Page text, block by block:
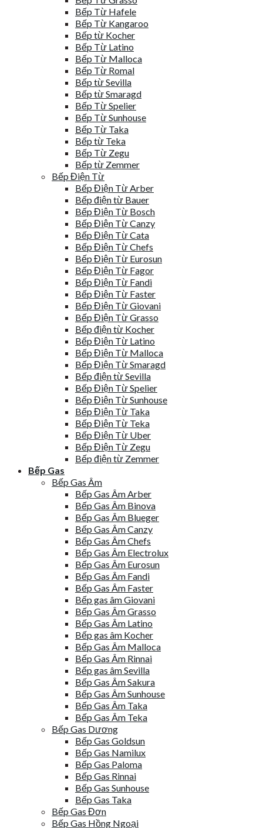
Bếp Từ Hafele
Bếp Từ Kangaroo
Bếp từ Kocher
Bếp Từ Latino
Bếp Từ Malloca
Bếp Từ Romal
Bếp từ Sevilla
Bếp từ Smaragd
Bếp Từ Spelier
Bếp Từ Sunhouse
Bếp Từ Taka
Bếp từ Teka
Bếp Từ Zegu
Bếp từ Zemmer
Bếp Điện Từ
Bếp Điện Từ Arber
Bếp điện từ Bauer
Bếp Điện Từ Bosch
Bếp Điện Từ Canzy
Bếp Điện Từ Cata
Bếp Điện Từ Chefs
Bếp Điện Từ Eurosun
Bếp Điện Từ Fagor
Bếp Điện Từ Fandi
Bếp Điện Từ Faster
Bếp Điện Từ Giovani
Bếp Điện Từ Grasso
Bếp điện từ Kocher
Bếp Điện Từ Latino
Bếp Điện Từ Malloca
Bếp Điện Từ Smaragd
Bếp điện từ Sevilla
Bếp Điện Từ Spelier
Bếp Điện Từ Sunhouse
Bếp Điện Từ Taka
Bếp Điện Từ Teka
Bếp Điện Từ Uber
Bếp Điện Từ Zegu
Bếp điện từ Zemmer
Bếp Gas
Bếp Gas Âm
Bếp Gas Âm Arber
Bếp Gas Âm Binova
Bếp Gas Âm Blueger
Bếp Gas Âm Canzy
Bếp Gas Âm Chefs
Bếp Gas Âm Electrolux
Bếp Gas Âm Eurosun
Bếp Gas Âm Fandi
Bếp Gas Âm Faster
Bếp gas âm Giovani
Bếp Gas Âm Grasso
Bếp Gas Âm Latino
Bếp gas âm Kocher
Bếp Gas Âm Malloca
Bếp Gas Âm Rinnai
Bếp gas âm Sevilla
Bếp Gas Âm Sakura
Bếp Gas Âm Sunhouse
Bếp Gas Âm Taka
Bếp Gas Âm Teka
Bếp Gas Dương
Bếp Gas Goldsun
Bếp Gas Namilux
Bếp Gas Paloma
Bếp Gas Rinnai
Bếp Gas Sunhouse
Bếp Gas Taka
Bếp Gas Đơn
Bếp Gas Hồng Ngoại